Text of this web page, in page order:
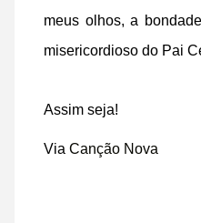
meus olhos,a
misericordioso do Pai
Assim seja!
Via Canção Nova